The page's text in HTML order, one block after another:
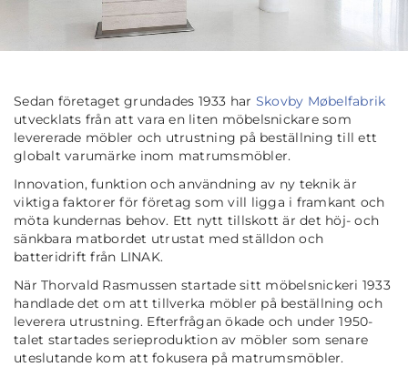
Sedan företaget grundades 1933 har Skovby Møbelfabrik
utvecklats från att vara en liten möbelsnickare som
levererade möbler och utrustning på beställning till ett
globalt varumärke inom matrumsmöbler.
Innovation, funktion och användning av ny teknik är
viktiga faktorer för företag som vill ligga i framkant och
möta kundernas behov. Ett nytt tillskott är det höj- och
sänkbara matbordet utrustat med ställdon och
batteridrift från LINAK.
När Thorvald Rasmussen startade sitt möbelsnickeri 1933
handlade det om att tillverka möbler på beställning och
leverera utrustning. Efterfrågan ökade och under 1950-
talet startades serieproduktion av möbler som senare
uteslutande kom att fokusera på matrumsmöbler.